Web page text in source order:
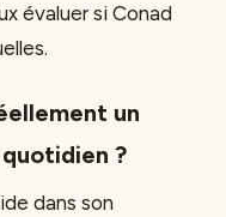
évaluer si Conad
un
?
dans son